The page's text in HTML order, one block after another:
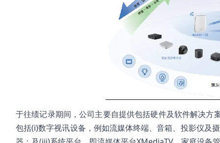
于往绩记录期间，公司主要自提供包括硬件及软件解决
包括(i)数字视讯设备，例如流媒体终端、音箱、投影仪及